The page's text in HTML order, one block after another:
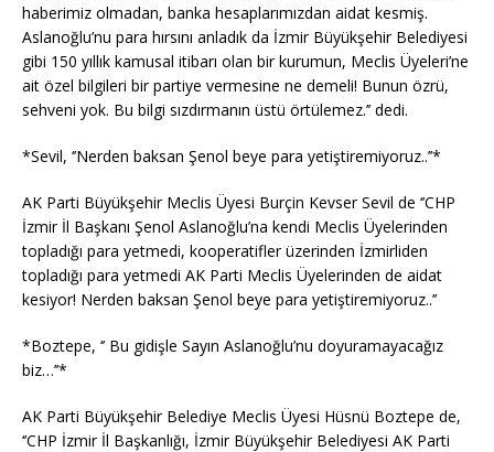
haberimiz olmadan, banka hesaplarımızdan aidat kesmiş.
Aslanoğlu’nu para hırsını anladık da İzmir Büyükşehir Belediyesi
gibi 150 yıllık kamusal itibarı olan bir kurumun, Meclis Üyeleri’ne
ait özel bilgileri bir partiye vermesine ne demeli! Bunun özrü,
sehveni yok. Bu bilgi sızdırmanın üstü örtülemez.’’ dedi.
*Sevil, ‘’Nerden baksan Şenol beye para yetiştiremiyoruz..’’*
AK Parti Büyükşehir Meclis Üyesi Burçin Kevser Sevil de ‘’CHP
İzmir İl Başkanı Şenol Aslanoğlu’na kendi Meclis Üyelerinden
topladığı para yetmedi, kooperatifler üzerinden İzmirliden
topladığı para yetmedi AK Parti Meclis Üyelerinden de aidat
kesiyor! Nerden baksan Şenol beye para yetiştiremiyoruz..’’
*Boztepe, ‘’ Bu gidişle Sayın Aslanoğlu’nu doyuramayacağız
biz…’’*
AK Parti Büyükşehir Belediye Meclis Üyesi Hüsnü Boztepe de,
‘’CHP İzmir İl Başkanlığı, İzmir Büyükşehir Belediyesi AK Parti